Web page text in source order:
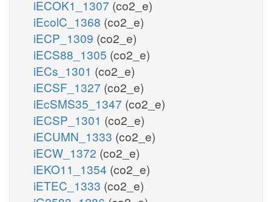
iECOK1_1307 (co2_e)
iEcolC_1368 (co2_e)
iECP_1309 (co2_e)
iECS88_1305 (co2_e)
iECs_1301 (co2_e)
iECSF_1327 (co2_e)
iEcSMS35_1347 (co2_e)
iECSP_1301 (co2_e)
iECUMN_1333 (co2_e)
iECW_1372 (co2_e)
iEKO11_1354 (co2_e)
iETEC_1333 (co2_e)